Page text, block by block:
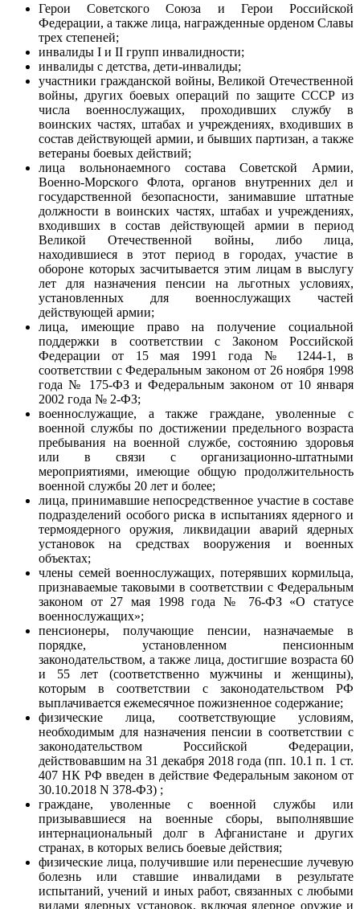
Герои Советского Союза и Герои Российской
Федерации, а также лица, награжденные орденом Славы
трех степеней;
инвалиды I и II групп инвалидности;
инвалиды с детства, дети-инвалиды;
участники гражданской войны, Великой Отечественной
войны, других боевых операций по защите СССР из
числа военнослужащих, проходивших службу в
воинских частях, штабах и учреждениях, входивших в
состав действующей армии, и бывших партизан, а также
ветераны боевых действий;
лица вольнонаемного состава Советской Армии,
Военно-Морского Флота, органов внутренних дел и
государственной безопасности, занимавшие штатные
должности в воинских частях, штабах и учреждениях,
входивших в состав действующей армии в период
Великой Отечественной войны, либо лица,
находившиеся в этот период в городах, участие в
обороне которых засчитывается этим лицам в выслугу
лет для назначения пенсии на льготных условиях,
установленных для военнослужащих частей
действующей армии;
лица, имеющие право на получение социальной
поддержки в соответствии с Законом Российской
Федерации от 15 мая 1991 года № 1244-1, в
соответствии с Федеральным законом от 26 ноября 1998
года № 175-ФЗ и Федеральным законом от 10 января
2002 года № 2-ФЗ;
военнослужащие, а также граждане, уволенные с
военной службы по достижении предельного возраста
пребывания на военной службе, состоянию здоровья
или в связи с организационно-штатными
мероприятиями, имеющие общую продолжительность
военной службы 20 лет и более;
лица, принимавшие непосредственное участие в составе
подразделений особого риска в испытаниях ядерного и
термоядерного оружия, ликвидации аварий ядерных
установок на средствах вооружения и военных
объектах;
члены семей военнослужащих, потерявших кормильца,
признаваемые таковыми в соответствии с Федеральным
законом от 27 мая 1998 года № 76-ФЗ «О статусе
военнослужащих»;
пенсионеры, получающие пенсии, назначаемые в
порядке, установленном пенсионным
законодательством, а также лица, достигшие возраста 60
и 55 лет (соответственно мужчины и женщины),
которым в соответствии с законодательством РФ
выплачивается ежемесячное пожизненное содержание;
физические лица, соответствующие условиям,
необходимым для назначения пенсии в соответствии с
законодательством Российской Федерации,
действовавшим на 31 декабря 2018 года (пп. 10.1 п. 1 ст.
407 НК РФ введен в действие Федеральным законом от
30.10.2018 N 378-ФЗ) ;
граждане, уволенные с военной службы или
призывавшиеся на военные сборы, выполнявшие
интернациональный долг в Афганистане и других
странах, в которых велись боевые действия;
физические лица, получившие или перенесшие лучевую
болезнь или ставшие инвалидами в результате
испытаний, учений и иных работ, связанных с любыми
видами ядерных установок, включая ядерное оружие и